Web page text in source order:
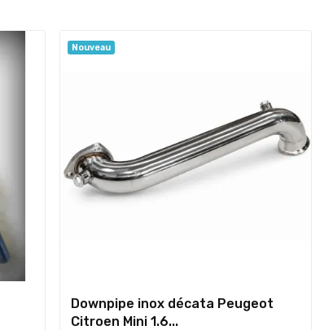
Nouveau
Downpipe inox décata Peugeot
Citroen Mini 1.6...